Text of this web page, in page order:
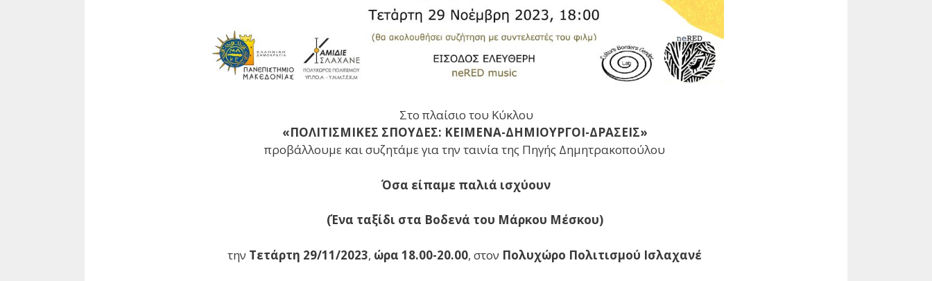
Στο πλαίσιο του Κύκλου
«ΠΟΛΙΤΙΣΜΙΚΕΣ ΣΠΟΥΔΕΣ: ΚΕΙΜΕΝΑ-ΔΗΜΙΟΥΡΓΟΙ-ΔΡΑΣΕΙΣ»
προβάλλουμε και συζητάμε για την ταινία της Πηγής Δημητρακοπούλου
Όσα είπαμε παλιά ισχύουν
(Ένα ταξίδι στα Βοδενά του Μάρκου Μέσκου)
την Τετάρτη 29/11/2023, ώρα 18.00-20.00, στον Πολυχώρο Πολιτισμού Ισλαχανέ